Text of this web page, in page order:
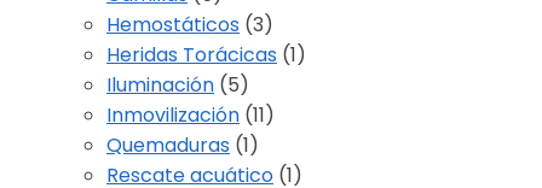
Hemostáticos (3)
Heridas Torácicas (1)
Iluminación (5)
Inmovilización (11)
Quemaduras (1)
Rescate acuático (1)